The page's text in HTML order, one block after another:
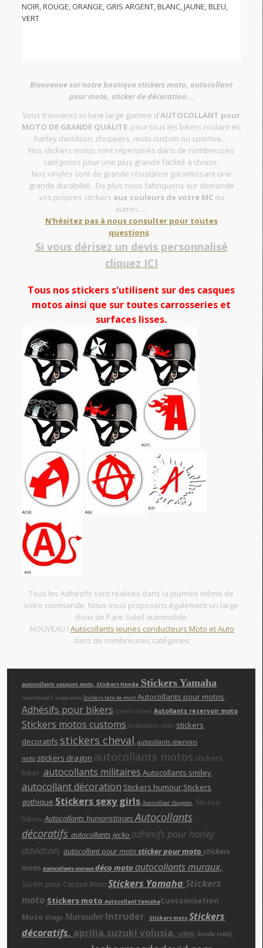
NOIR, ROUGE, ORANGE, GRIS ARGENT, BLANC, JAUNE, BLEU,
VERT
Bienvenue sur notre boutique stickers moto, autocollant
pour moto, sticker de décoration...
Vous trouverez ici lune large gamme d'AUTOCOLLANT pour
MOTO DE GRANDE QUALITE , pour tous les bikers roulant en
harley davidson, choppers, moto custom ou sportive....
Nos stickers motos sont répertoriés dans de nombreuses
catégories pour une plus grande facilité à choisir.
Nos vinyles sont de grande résistance garantissant une
grande durabilité...De plus nous fabriquons sur demande
vos propres stickers aux couleurs de votre MCou
autres.....
N'hésitez pas à nous consulter pour toutes
questions...
Si vous dérisez un devis personnalisé
cliquez ICI
Tous nos stickers s'utilisent sur des casques
motos ainsi que sur toutes carrosseries et
surfaces lisses.
Tous les Adhésifs sont réalisés dans la journée même de
votre commande. Nous vous proposons également un large
choix de Pare Soleil automobile.
NOUVEAU ! Autocollants jeunes conducteurs Moto et Auto
dans de nombreuses catégories
autocollants casques moto , Stickers Honda Stickers Yamaha
Autocollant Casque moto Stickers tete de mortAutocollants pour motos
Adhésifs pour bikers Stickers bikers Autollants reservoir moto
Stickers motos customs Autocollant moto stickers
decoratifs stickers cheval,autocollants reservoirs
moto stickers dragon autocollants motos ,stickers
biker , autocollants militaires Autocollants smiley
autocollant décoration Stickers humour ,Stickers
gothique Stickers sexy girls Autocollant choppers
Stickers
bikers Autocollants humoristiquesAutocollants
décoratifs autocollants jecko adhésifs pour harley
davidson, autocollant pour motosticker pour moto stickers
moto Autocollants murauxdéco moto autocollants muraux,
Sticker pour Casque MotoStickers Yamaha Stickers
moto Stickers moto Autocollant YamahaCustomisation
Moto Virago Marauder Intruder Stickers moto Stickers
décoratifs, aprilia,suzuki volusia, vl800, honda rebel,